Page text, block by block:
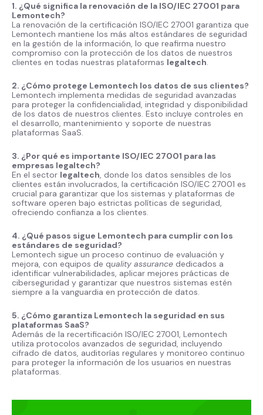
1. ¿Qué significa la renovación de la ISO/IEC 27001 para
Lemontech?
La renovación de la certificación ISO/IEC 27001 garantiza que
Lemontech mantiene los más altos estándares de seguridad
en la gestión de la información, lo que reafirma nuestro
compromiso con la protección de los datos de nuestros
clientes en todas nuestras plataformas legaltech.
2. ¿Cómo protege Lemontech los datos de sus clientes?
Lemontech implementa medidas de seguridad avanzadas
para proteger la confidencialidad, integridad y disponibilidad
de los datos de nuestros clientes. Esto incluye controles en
el desarrollo, mantenimiento y soporte de nuestras
plataformas SaaS.
3. ¿Por qué es importante ISO/IEC 27001 para las
empresas legaltech?
En el sector legaltech, donde los datos sensibles de los
clientes están involucrados, la certificación ISO/IEC 27001 es
crucial para garantizar que los sistemas y plataformas de
software operen bajo estrictas políticas de seguridad,
ofreciendo confianza a los clientes.
4. ¿Qué pasos sigue Lemontech para cumplir con los
estándares de seguridad?
Lemontech sigue un proceso continuo de evaluación y
mejora, con equipos de quality assurance dedicados a
identificar vulnerabilidades, aplicar mejores prácticas de
ciberseguridad y garantizar que nuestros sistemas estén
siempre a la vanguardia en protección de datos.
5. ¿Cómo garantiza Lemontech la seguridad en sus
plataformas SaaS?
Además de la recertificación ISO/IEC 27001, Lemontech
utiliza protocolos avanzados de seguridad, incluyendo
cifrado de datos, auditorías regulares y monitoreo continuo
para proteger la información de los usuarios en nuestras
plataformas.